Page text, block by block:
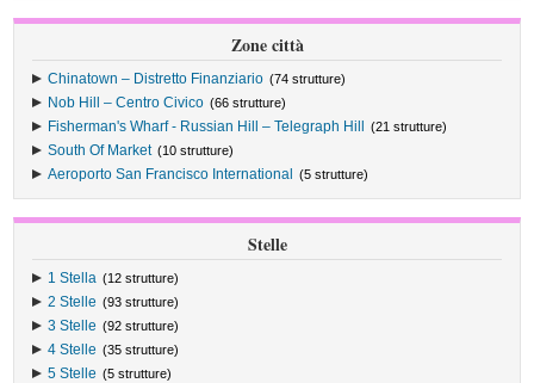
Zone città
Chinatown – Distretto Finanziario (74 strutture)
Nob Hill – Centro Civico (66 strutture)
Fisherman's Wharf - Russian Hill – Telegraph Hill (21 strutture)
South Of Market (10 strutture)
Aeroporto San Francisco International (5 strutture)
Stelle
1 Stella (12 strutture)
2 Stelle (93 strutture)
3 Stelle (92 strutture)
4 Stelle (35 strutture)
5 Stelle (5 strutture)